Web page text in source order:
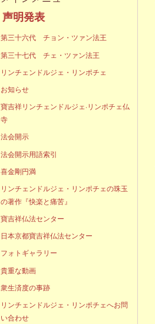
第三十六代 チョン・ツァン法王
第三十七代 チェ・ツァン法王
リンチェンドルジェ・リンポチェ
お知らせ
寶吉祥リンチェンドルジェ·リンポチェ仏
寺
法会開示
法会開示用語索引
喜金剛円満
リンチェンドルジェ・リンポチェの珠玉
の著作『快楽と痛苦』
寶吉祥仏法センター
日本京都寶吉祥仏法センター
フォトギャラリー
貴重な動画
衆生済度の事跡
リンチェンドルジェ・リンポチェへお問
い合わせ